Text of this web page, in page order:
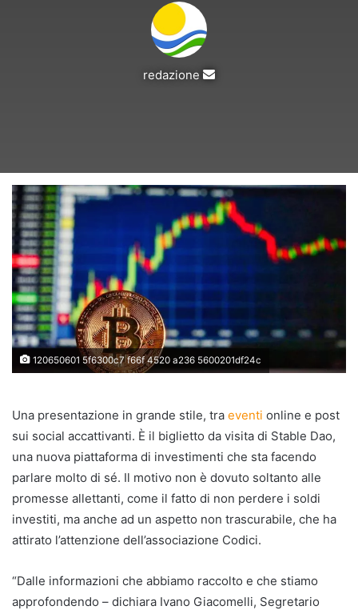
redazione
Invia
120650601 5f6300c7 f66f 4520 a236 5600201df24c
Una presentazione in grande stile, tra eventi online e post
sui social accattivanti. È il biglietto da visita di Stable Dao,
una nuova piattaforma di investimenti che sta facendo
parlare molto di sé. Il motivo non è dovuto soltanto alle
promesse allettanti, come il fatto di non perdere i soldi
investiti, ma anche ad un aspetto non trascurabile, che ha
attirato l’attenzione dell’associazione Codici.
“Dalle informazioni che abbiamo raccolto e che stiamo
approfondendo – dichiara Ivano Giacomelli, Segretario